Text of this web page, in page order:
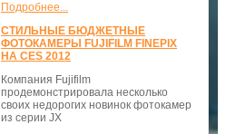
Подробнее...
СТИЛЬНЫЕ БЮДЖЕТНЫЕ
ФОТОКАМЕРЫ FUJIFILM FINEPIX
НА CES 2012
Компания Fujifilm
продемонстрировала несколько
своих недорогих новинок фотокамер
из серии JX